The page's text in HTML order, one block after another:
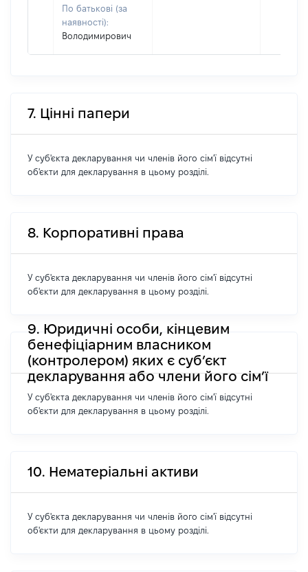
По батькові (за
наявності):
Володимирович
7. Цінні папери
У суб'єкта декларування чи членів його сім'ї відсутні
об'єкти для декларування в цьому розділі.
8. Корпоративні права
У суб'єкта декларування чи членів його сім'ї відсутні
об'єкти для декларування в цьому розділі.
9. Юридичні особи, кінцевим
бенефіціарним власником
(контролером) яких є суб’єкт
декларування або члени його сім’ї
У суб'єкта декларування чи членів його сім'ї відсутні
об'єкти для декларування в цьому розділі.
10. Нематеріальні активи
У суб'єкта декларування чи членів його сім'ї відсутні
об'єкти для декларування в цьому розділі.